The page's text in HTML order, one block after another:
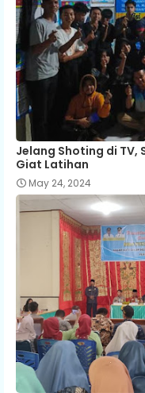
Jelang Shoting di TV,
Giat Latihan
May 24, 2024